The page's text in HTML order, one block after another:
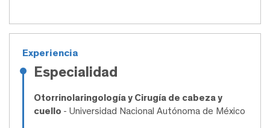
Experiencia
Especialidad
Otorrinolaringología y Cirugía de cabeza y
cuello - Universidad Nacional Autónoma de México